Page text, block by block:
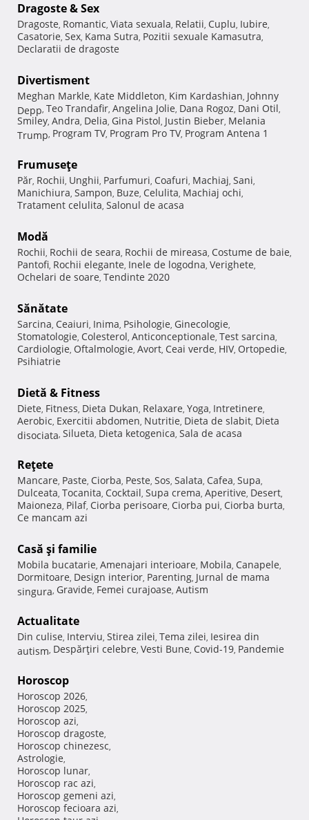
Dragoste & Sex
Dragoste, Romantic, Viata sexuala, Relatii, Cuplu, Iubire,
Casatorie, Sex, Kama Sutra, Pozitii sexuale Kamasutra,
Declaratii de dragoste
Divertisment
Meghan Markle, Kate Middleton, Kim Kardashian, Johnny
Depp, Teo Trandafir, Angelina Jolie, Dana Rogoz, Dani Otil,
Smiley, Andra, Delia, Gina Pistol, Justin Bieber, Melania
Trump, Program TV, Program Pro TV, Program Antena 1
Frumuseţe
Păr, Rochii, Unghii, Parfumuri, Coafuri, Machiaj, Sani,
Manichiura, Sampon, Buze, Celulita, Machiaj ochi,
Tratament celulita, Salonul de acasa
Modă
Rochii, Rochii de seara, Rochii de mireasa, Costume de baie,
Pantofi, Rochii elegante, Inele de logodna, Verighete,
Ochelari de soare, Tendinte 2020
Sănătate
Sarcina, Ceaiuri, Inima, Psihologie, Ginecologie,
Stomatologie, Colesterol, Anticonceptionale, Test sarcina,
Cardiologie, Oftalmologie, Avort, Ceai verde, HIV, Ortopedie,
Psihiatrie
Dietă & Fitness
Diete, Fitness, Dieta Dukan, Relaxare, Yoga, Intretinere,
Aerobic, Exercitii abdomen, Nutritie, Dieta de slabit, Dieta
disociata, Silueta, Dieta ketogenica, Sala de acasa
Reţete
Mancare, Paste, Ciorba, Peste, Sos, Salata, Cafea, Supa,
Dulceata, Tocanita, Cocktail, Supa crema, Aperitive, Desert,
Maioneza, Pilaf, Ciorba perisoare, Ciorba pui, Ciorba burta,
Ce mancam azi
Casă şi familie
Mobila bucatarie, Amenajari interioare, Mobila, Canapele,
Dormitoare, Design interior, Parenting, Jurnal de mama
singura, Gravide, Femei curajoase, Autism
Actualitate
Din culise, Interviu, Stirea zilei, Tema zilei, Iesirea din
autism, Despărţiri celebre, Vesti Bune, Covid-19, Pandemie
Horoscop
Horoscop 2026,
Horoscop 2025,
Horoscop azi,
Horoscop dragoste,
Horoscop chinezesc,
Astrologie,
Horoscop lunar,
Horoscop rac azi,
Horoscop gemeni azi,
Horoscop fecioara azi,